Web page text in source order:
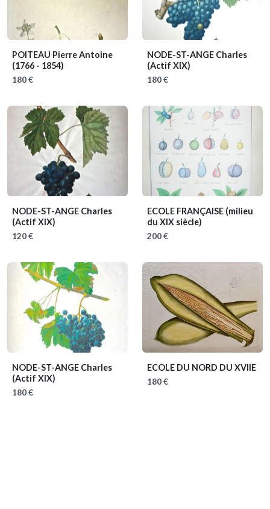
POITEAU Pierre Antoine
(1766 - 1854)
180 €
NODE-ST-ANGE Charles
(Actif XIX)
180 €
NODE-ST-ANGE Charles
(Actif XIX)
120 €
ECOLE FRANÇAISE (milieu
du XIX siècle)
200 €
NODE-ST-ANGE Charles
(Actif XIX)
180 €
ECOLE DU NORD DU XVIIE
180 €